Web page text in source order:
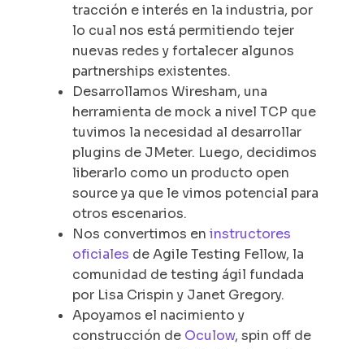
tracción e interés en la industria, por
lo cual nos está permitiendo tejer
nuevas redes y fortalecer algunos
partnerships existentes.
Desarrollamos Wiresham, una
herramienta de mock a nivel TCP que
tuvimos la necesidad al desarrollar
plugins de JMeter. Luego, decidimos
liberarlo como un producto open
source ya que le vimos potencial para
otros escenarios.
Nos convertimos en instructores
oficiales de Agile Testing Fellow, la
comunidad de testing ágil fundada
por Lisa Crispin y Janet Gregory.
Apoyamos el nacimiento y
construcción de Oculow, spin off de